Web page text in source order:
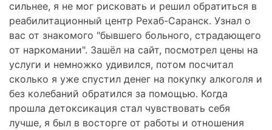
сильнее, я не мог рисковать и решил обратиться в
реабилитационный центр Рехаб-Саранск. Узнал о
вас от знакомого "бывшего больного, страдающего
от наркомании". Зашёл на сайт, посмотрел цены на
услуги и немножко удивился, потом посчитал
сколько я уже спустил денег на покупку алкоголя и
без колебаний обратился за помощью. Когда
прошла детоксикация стал чувствовать себя
лучше, я был в восторге от работы и отношения